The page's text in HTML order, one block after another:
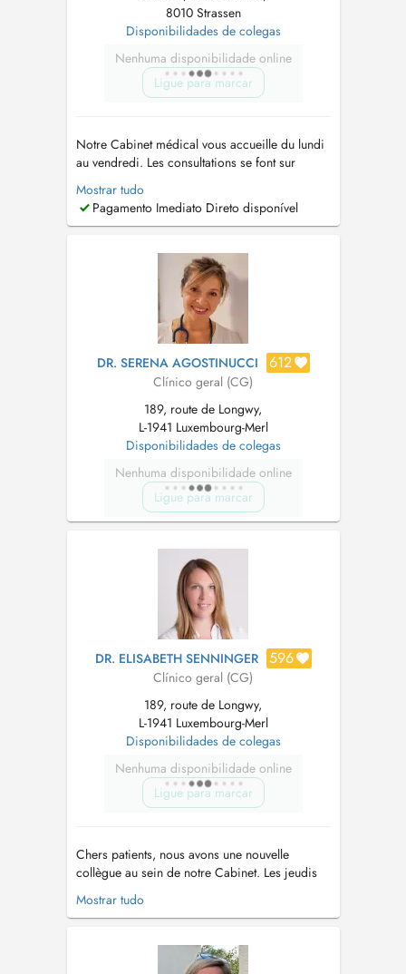
8010 Strassen
Disponibilidades de colegas
Nenhuma disponibilidade online
Ligue para marcar
Notre Cabinet médical vous accueille du lundi
au vendredi. Les consultations se font sur
rendez vous : +352 28805195 Notre cabinet
est situé en rez-de-chaussée et dispose d'un
accès facile. Des places de parking réservées à
Nous ne recevons pas les...
Mostrar tudo
Pagamento Imediato Direto disponível
DR. SERENA AGOSTINUCCI 612
Clínico geral (CG)
189, route de Longwy,
L-1941 Luxembourg-Merl
Disponibilidades de colegas
Nenhuma disponibilidade online
Ligue para marcar
DR. ELISABETH SENNINGER 596
Clínico geral (CG)
189, route de Longwy,
L-1941 Luxembourg-Merl
Disponibilidades de colegas
Nenhuma disponibilidade online
Ligue para marcar
Chers patients, nous avons une nouvelle
collègue au sein de notre Cabinet. Les jeudis
matins, les consultations seront assurées par
Dr. Carmen Barthel. Les prises de rendez-vous
de Dr. Senninger. Dr. Barthel sera aussi
présente les lundis. Les rende...
Mostrar tudo